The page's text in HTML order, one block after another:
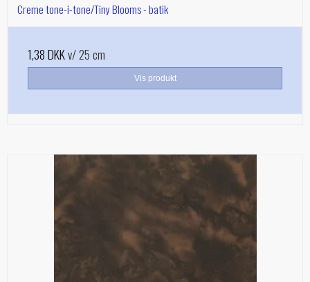
Creme tone-i-tone/Tiny Blooms - batik
1,38 DKKv/ 25 cm
Vis produkt